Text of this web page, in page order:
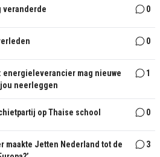
veranderde 0
0
energieleverancier mag nieuwe
neerleggen
1
op Thaise school 0
maakte Jetten Nederland tot de
3